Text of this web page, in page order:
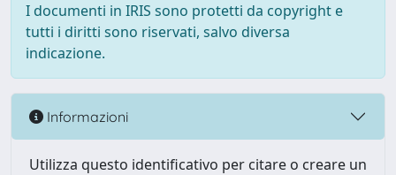
I documenti in IRIS sono protetti da copyright e
tutti i diritti sono riservati, salvo diversa
indicazione.
Informazioni
Utilizza questo identificativo per citare o creare un